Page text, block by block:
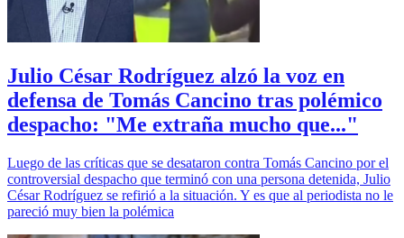
Julio César Rodríguez alzó la voz en
defensa de Tomás Cancino tras polémico
despacho: "Me extraña mucho que..."
Luego de las críticas que se desataron contra Tomás Cancino por el
controversial despacho que terminó con una persona detenida, Julio
César Rodríguez se refirió a la situación. Y es que al periodista no le
pareció muy bien la polémica